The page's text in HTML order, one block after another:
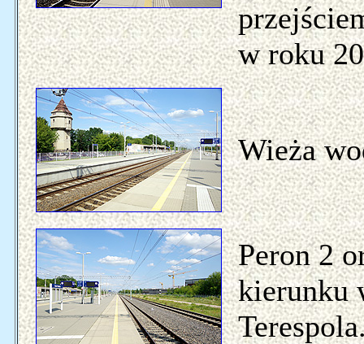
w roku
Wieża
Peron 2
kierunku